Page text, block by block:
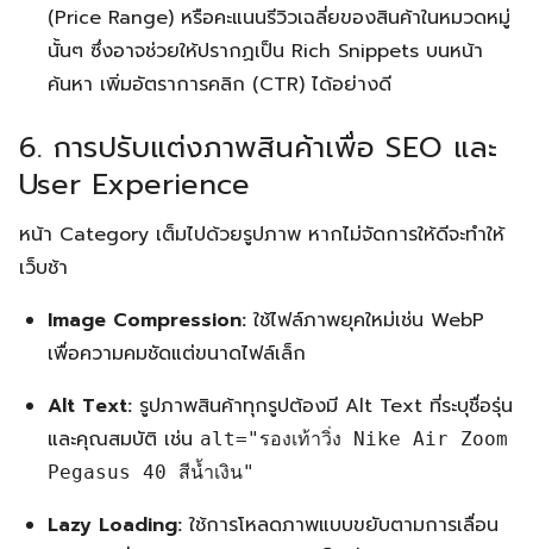
(Price Range) หรือคะแนนรีวิวเฉลี่ยของสินค้าในหมวดหมู่
นั้นๆ ซึ่งอาจช่วยให้ปรากฏเป็น Rich Snippets บนหน้า
ค้นหา เพิ่มอัตราการคลิก (CTR) ได้อย่างดี
6. การปรับแต่งภาพสินค้าเพื่อ SEO และ
User Experience
หน้า Category เต็มไปด้วยรูปภาพ หากไม่จัดการให้ดีจะทำให้
เว็บช้า
Image Compression: ใช้ไฟล์ภาพยุคใหม่เช่น WebP
เพื่อความคมชัดแต่ขนาดไฟล์เล็ก
Alt Text: รูปภาพสินค้าทุกรูปต้องมี Alt Text ที่ระบุชื่อรุ่น
และคุณสมบัติ เช่น alt="รองเท้าวิ่ง Nike Air Zoom
Pegasus 40 สีน้ำเงิน"
Lazy Loading: ใช้การโหลดภาพแบบขยับตามการเลื่อน